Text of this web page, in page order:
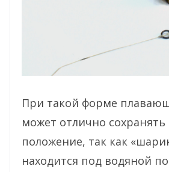
При такой форме
может отлично
положение, так как
находится под водяной